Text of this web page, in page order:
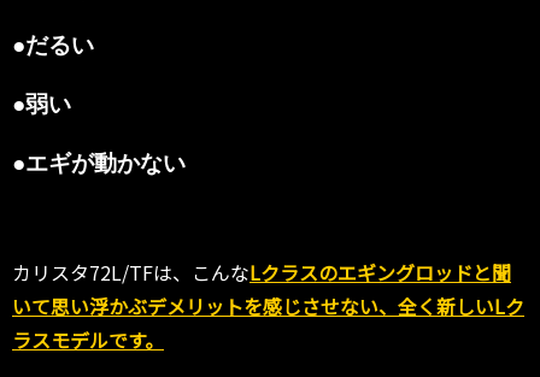
●だるい
●弱い
●エギが動かない
カリスタ72L/TFは、こんなLクラスのエギングロッドと聞
いて思い浮かぶデメリットを感じさせない、全く新しいLク
ラスモデルです。